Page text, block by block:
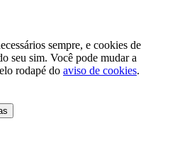
sempre, e cookies de
seu sim. Você pode mudar a
rodapé do aviso de cookies.